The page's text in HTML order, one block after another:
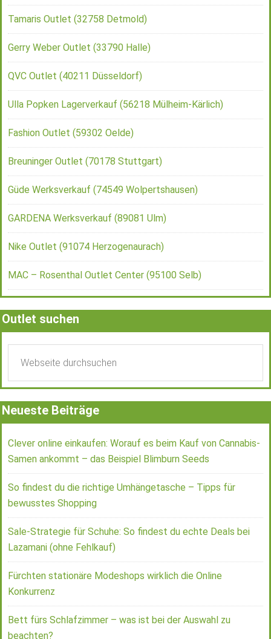
Tamaris Outlet (32758 Detmold)
Gerry Weber Outlet (33790 Halle)
QVC Outlet (40211 Düsseldorf)
Ulla Popken Lagerverkauf (56218 Mülheim-Kärlich)
Fashion Outlet (59302 Oelde)
Breuninger Outlet (70178 Stuttgart)
Güde Werksverkauf (74549 Wolpertshausen)
GARDENA Werksverkauf (89081 Ulm)
Nike Outlet (91074 Herzogenaurach)
MAC – Rosenthal Outlet Center (95100 Selb)
Outlet suchen
Neueste Beiträge
Clever online einkaufen: Worauf es beim Kauf von Cannabis-
Samen ankommt – das Beispiel Blimburn Seeds
So findest du die richtige Umhängetasche – Tipps für
bewusstes Shopping
Sale-Strategie für Schuhe: So findest du echte Deals bei
Lazamani (ohne Fehlkauf)
Fürchten stationäre Modeshops wirklich die Online
Konkurrenz
Bett fürs Schlafzimmer – was ist bei der Auswahl zu
beachten?